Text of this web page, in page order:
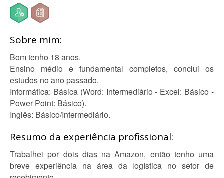
Sobre mim:
Bom tenho 18 anos.
Ensino médio e fundamental completos, conclui os
estudos no ano passado.
Informática: Básica (Word: Intermediário - Excel: Básico -
Power Point: Básico).
Inglês: Básico/Intermediário.
Resumo da experiência profissional:
Trabalhei por dois dias na Amazon, então tenho uma
breve experiência na área da logística no setor de